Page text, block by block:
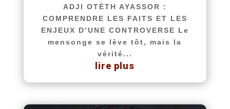
ADJI OTÈTH AYASSOR :
COMPRENDRE LES FAITS ET LES
ENJEUX D’UNE CONTROVERSE Le
mensonge se lève tôt, mais la
vérité...
lire plus